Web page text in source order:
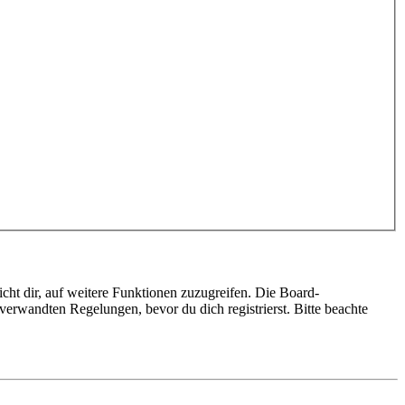
dir, auf weitere Funktionen zuzugreifen. Die Board-
Regelungen, bevor du dich registrierst. Bitte beachte